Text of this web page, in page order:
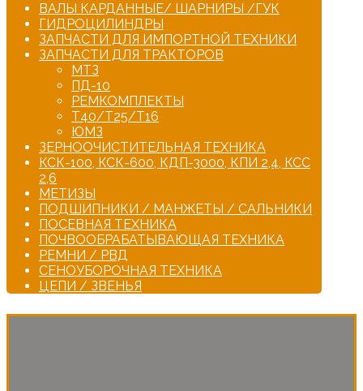
ВАЛЫ КАРДАННЫЕ/ ШАРНИРЫ /ГУК
ГИДРОЦИЛИНДРЫ
ЗАПЧАСТИ ДЛЯ ИМПОРТНОЙ ТЕХНИКИ
ЗАПЧАСТИ ДЛЯ ТРАКТОРОВ
МТЗ
ПД-10
РЕМКОМПЛЕКТЫ
Т40/Т25/Т16
ЮМЗ
ЗЕРНООЧИСТИТЕЛЬНАЯ ТЕХНИКА
КСК-100, КСК-600, КДП-3000, КПИ 2,4, КСС
2,6
МЕТИЗЫ
ПОДШИПНИКИ / МАНЖЕТЫ / САЛЬНИКИ
ПОСЕВНАЯ ТЕХНИКА
ПОЧВООБРАБАТЫВАЮЩАЯ ТЕХНИКА
РЕМНИ / РВД
СЕНОУБОРОЧНАЯ ТЕХНИКА
ЦЕПИ / ЗВЕНЬЯ